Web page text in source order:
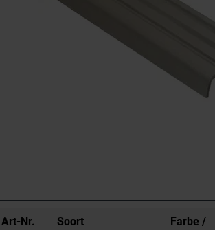
Art-Nr. Soort
Farbe /